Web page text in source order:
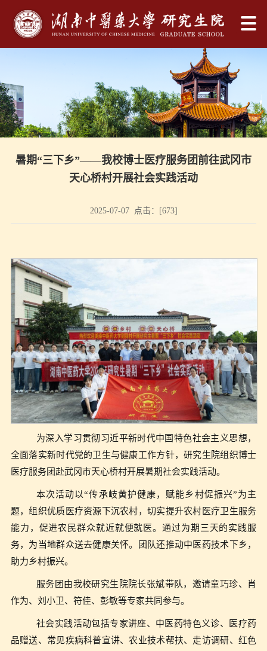
暑期“三下乡”——我校博士医疗服务团前往武冈市
天心桥村开展社会实践活动
2025-07-07 点击：[673]
为深入学习贯彻习近平新时代中国特色社会主义思想，
全面落实新时代党的卫生与健康工作方针，研究生院组织博士
医疗服务团赴武冈市天心桥村开展暑期社会实践活动。
本次活动以“传承岐黄护健康，赋能乡村促振兴”为主
题，组织优质医疗资源下沉农村，切实提升农村医疗卫生服务
能力，促进农民群众就近就便就医。通过为期三天的实践服
务，为当地群众送去健康关怀。团队还推动中医药技术下乡，
助力乡村振兴。
服务团由我校研究生院院长张斌带队，邀请童巧珍、肖
作为、刘小卫、符佳、彭敏等专家共同参与。
社会实践活动包括专家讲座、中医药特色义诊、医疗药
品赠送、常见疾病科普宣讲、农业技术帮扶、走访调研、红色